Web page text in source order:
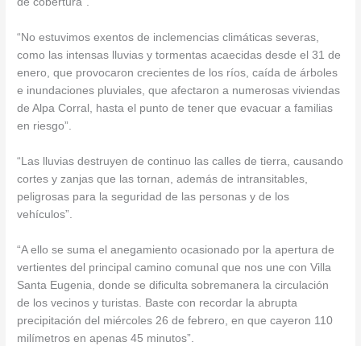
“No estuvimos exentos de inclemencias climáticas severas,
como las intensas lluvias y tormentas acaecidas desde el 31 de
enero, que provocaron crecientes de los ríos, caída de árboles
e inundaciones pluviales, que afectaron a numerosas viviendas
de Alpa Corral, hasta el punto de tener que evacuar a familias
en riesgo”.
“Las lluvias destruyen de continuo las calles de tierra, causando
cortes y zanjas que las tornan, además de intransitables,
peligrosas para la seguridad de las personas y de los
vehículos”.
“A ello se suma el anegamiento ocasionado por la apertura de
vertientes del principal camino comunal que nos une con Villa
Santa Eugenia, donde se dificulta sobremanera la circulación
de los vecinos y turistas. Baste con recordar la abrupta
precipitación del miércoles 26 de febrero, en que cayeron 110
milímetros en apenas 45 minutos”.